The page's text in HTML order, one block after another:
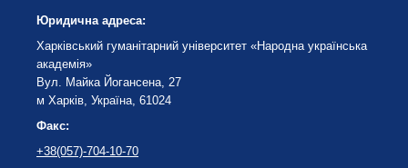
Юридична адреса:
Харківський гуманітарний університет «Народна українська
академія»
Вул. Майка Йогансена, 27
м Харків, Україна, 61024
Факс:
+38(057)-704-10-70